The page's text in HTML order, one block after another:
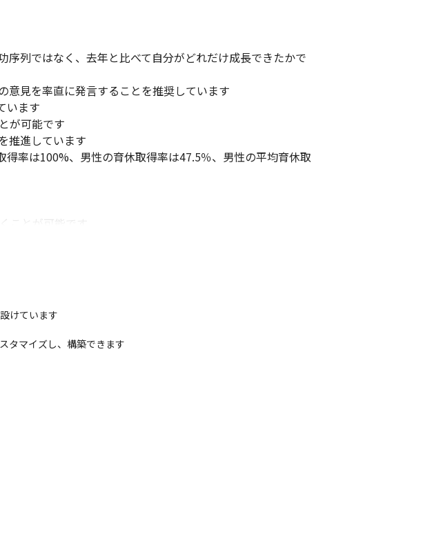
序列ではなく、去年と比べて自分がどれだけ成長できたかで
意見を率直に発言することを推奨しています
います
が可能です
推進しています
率は100%、男性の育休取得率は47.5％、男性の平均育休取
ことが可能です
ログラム「Language Buddy Program」を開催しています
ます
けています
タマイズし、構築できます